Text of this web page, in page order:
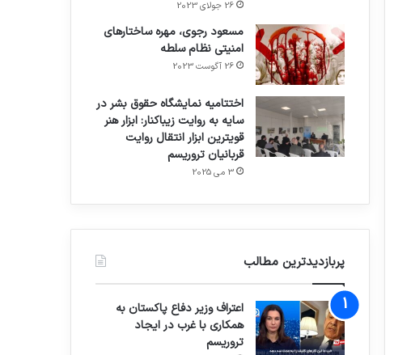
26 جولای 2023
مسعود رجوی، مهره ساختارهای
امنیتی نظام سلطه
26 آگوست 2023
اختتامیه نمایشگاه حقوق بشر در
سایه به روایت زیباکنار: ابزار هنر
قویترین ابزار انتقال روایت
قربانیان تروریسم
3 می 2025
پربازدیدترین مطالب
اعتراف وزیر دفاع پاکستان به
همکاری با غرب در ایجاد
تروریسم